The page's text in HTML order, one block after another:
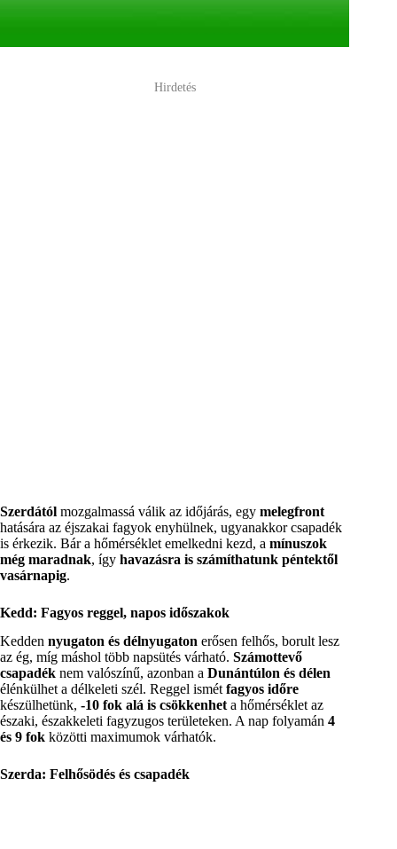
Hirdetés
Szerdától mozgalmassá válik az időjárás, egy melegfront
hatására az éjszakai fagyok enyhülnek, ugyanakkor csapadék
is érkezik. Bár a hőmérséklet emelkedni kezd, a mínuszok
még maradnak, így havazásra is számíthatunk péntektől
vasárnapig.
Kedd: Fagyos reggel, napos időszakok
Kedden nyugaton és délnyugaton erősen felhős, borult lesz
az ég, míg máshol több napsütés várható. Számottevő
csapadék nem valószínű, azonban a Dunántúlon és délen
élénkülhet a délkeleti szél. Reggel ismét fagyos időre
készülhetünk, -10 fok alá is csökkenhet a hőmérséklet az
északi, északkeleti fagyzugos területeken. A nap folyamán 4
és 9 fok közötti maximumok várhatók.
Szerda: Felhősödés és csapadék